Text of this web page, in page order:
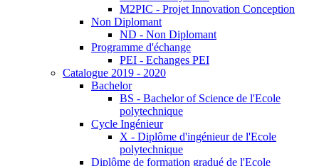
M2PIC - Projet Innovation Conception
Non Diplomant
ND - Non Diplomant
Programme d'échange
PEI - Echanges PEI
Catalogue 2019 - 2020
Bachelor
BS - Bachelor of Science de l'Ecole
polytechnique
Cycle Ingénieur
X - Diplôme d'ingénieur de l'Ecole
polytechnique
Diplôme de formation gradué de l'Ecole